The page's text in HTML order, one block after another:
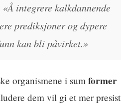
integrere kalkdannende
prediksjoner og dypere
kan bli påvirket.»
organismene i sum former
dem vil gi et mer presist